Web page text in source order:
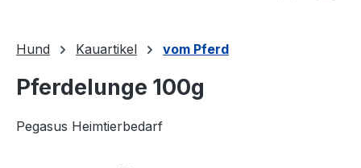
Hund Kauartikel vom Pferd
Pferdelunge 100g
Pegasus Heimtierbedarf